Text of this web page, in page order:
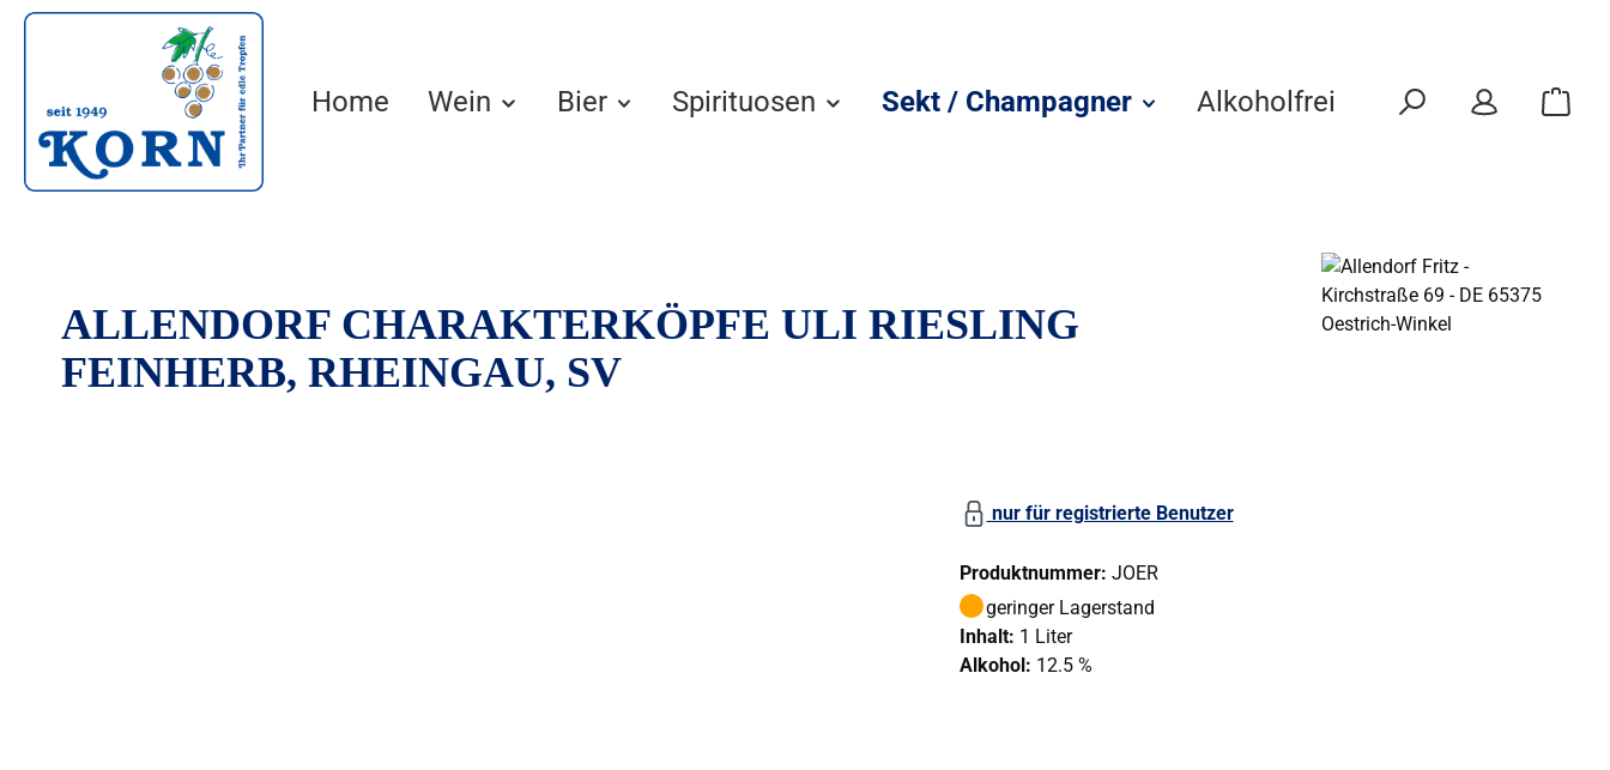
Zur Hauptnavigation springen
Home Wein Bier Spirituosen Sekt / Champagner Alkoholfrei Eigenmarken
ALLENDORF CHARAKTERKÖPFE ULI RIESLING
FEINHERB, RHEINGAU, SV
nur für registrierte Benutzer
Produktnummer: JOER
geringer Lagerstand
Inhalt: 1 Liter
Alkohol: 12.5 %